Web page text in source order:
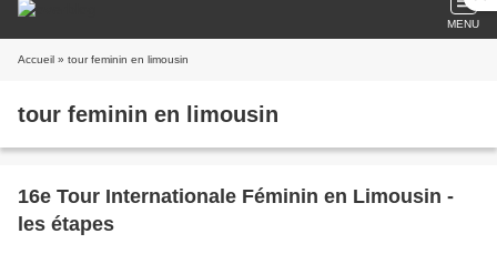
MENU
Accueil » tour feminin en limousin
tour feminin en limousin
16e Tour Internationale Féminin en Limousin -
les étapes